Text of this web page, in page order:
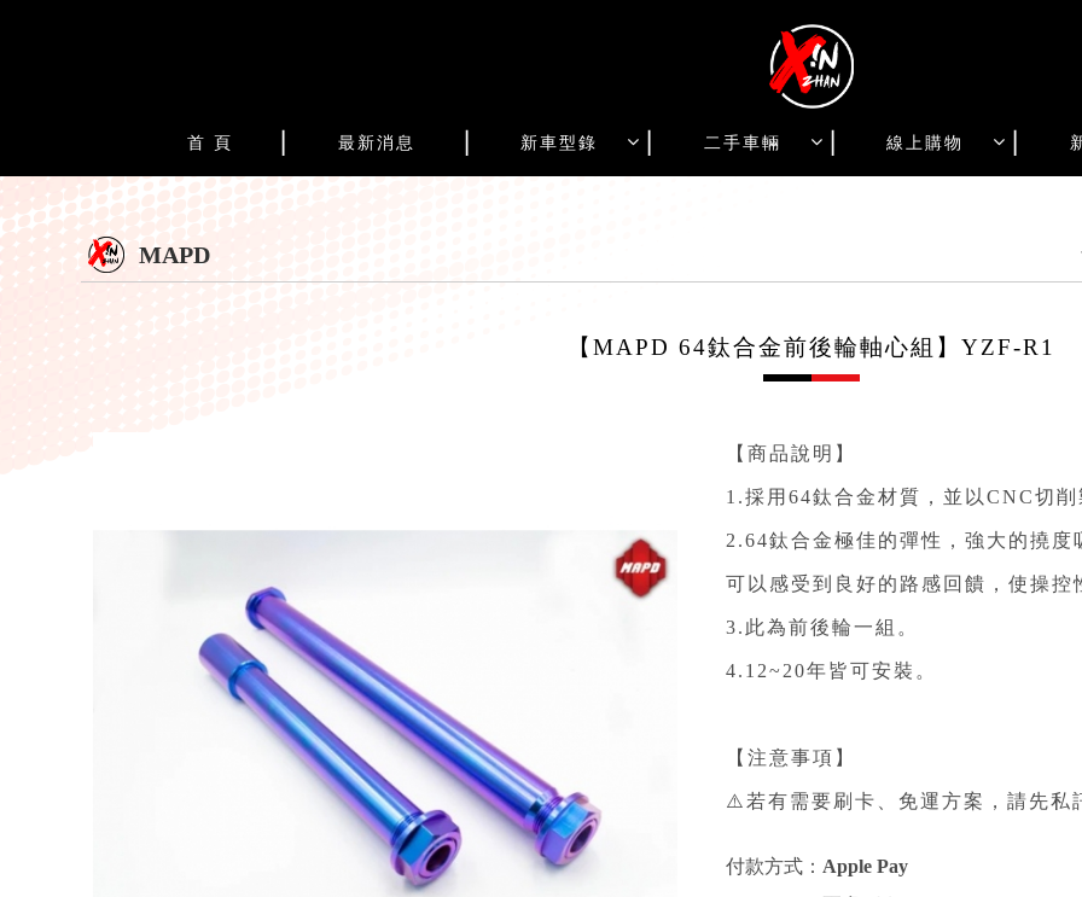
首 頁 最新消息 新車型錄 二手車輛 線上購物
MAPD
【MAPD 64鈦合金前後輪軸心組】YZF-R1
【商品說明】
1.採用64鈦合金材質，並以CNC切
2.64鈦合金極佳的彈性，強大的撓
可以感受到良好的路感回饋，使操控
3.此為前後輪一組。
4.12~20年皆可安裝。
【注意事項】
⚠️若有需要刷卡、免運方案，請先私
付款方式：Apple Pay